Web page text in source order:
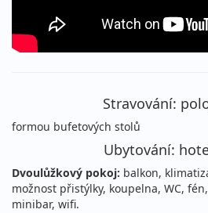
9 360
4 970
cena za 4 dny (3
listopad 2026
01.11. - 08.11.2026
Stravování:
formou bufetových stolů
Ubytování:
Dvoulůžkový pokoj: balkon,
možnost přistýlky, koupelna, WC, fén,
minibar, wifi.